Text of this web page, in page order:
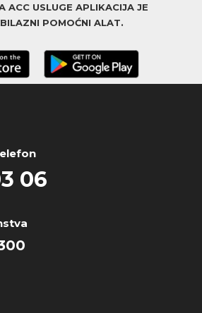
ACC USLUGE APLIKACIJA JE
POMOĆNI ALAT.
06